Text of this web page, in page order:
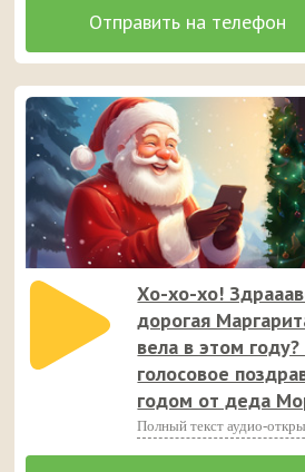
Хо-хо-хо!
дорогая
вела в этом
голосовое
годом от деда
Полный текст аудио-